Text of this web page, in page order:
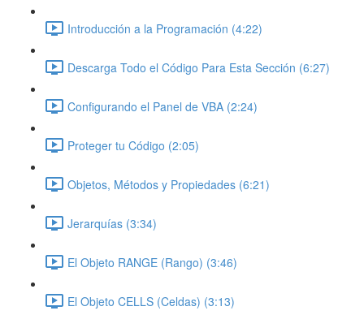
Introducción a la Programación (4:22)
Descarga Todo el Código Para Esta Sección (6:27)
Configurando el Panel de VBA (2:24)
Proteger tu Código (2:05)
Objetos, Métodos y Propiedades (6:21)
Jerarquías (3:34)
El Objeto RANGE (Rango) (3:46)
El Objeto CELLS (Celdas) (3:13)